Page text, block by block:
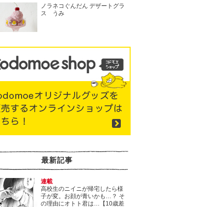
ノラネコぐんだん デザートグラ
ス うみ
最新記事
連載
高校生のニイニが帰宅したら様
子が変。お顔が青いかも…？ そ
の理由にオトト君は…【10歳差